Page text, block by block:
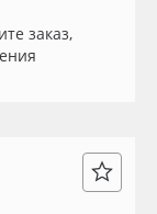
заказ,